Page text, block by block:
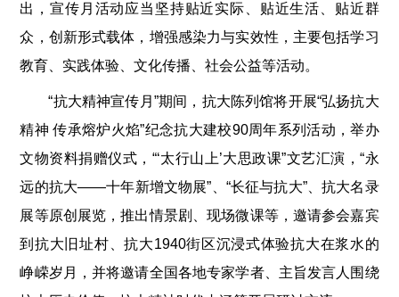
出，宣传月活动应当坚持贴近实际、贴近生活、贴近群
众，创新形式载体，增强感染力与实效性，主要包括学习
教育、实践体验、文化传播、社会公益等活动。
“抗大精神宣传月”期间，抗大陈列馆将开展“弘扬抗大
精神 传承熔炉火焰”纪念抗大建校90周年系列活动，举办
文物资料捐赠仪式，“‘太行山上’大思政课”文艺汇演，“永
远的抗大——十年新增文物展”、“长征与抗大”、抗大名录
展等原创展览，推出情景剧、现场微课等，邀请参会嘉宾
到抗大旧址村、抗大1940街区沉浸式体验抗大在浆水的
峥嵘岁月，并将邀请全国各地专家学者、主旨发言人围绕